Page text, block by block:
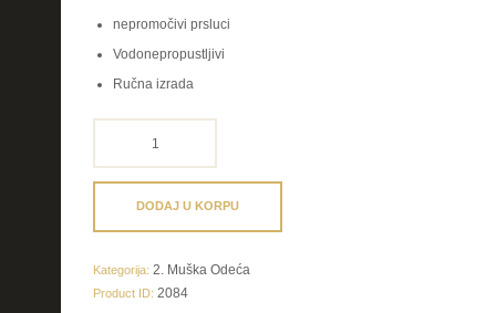
nepromočivi prsluci
Vodonepropustljivi
Ručna izrada
DODAJ U KORPU
Kategorija: 2. Muška Odeća
Product ID: 2084